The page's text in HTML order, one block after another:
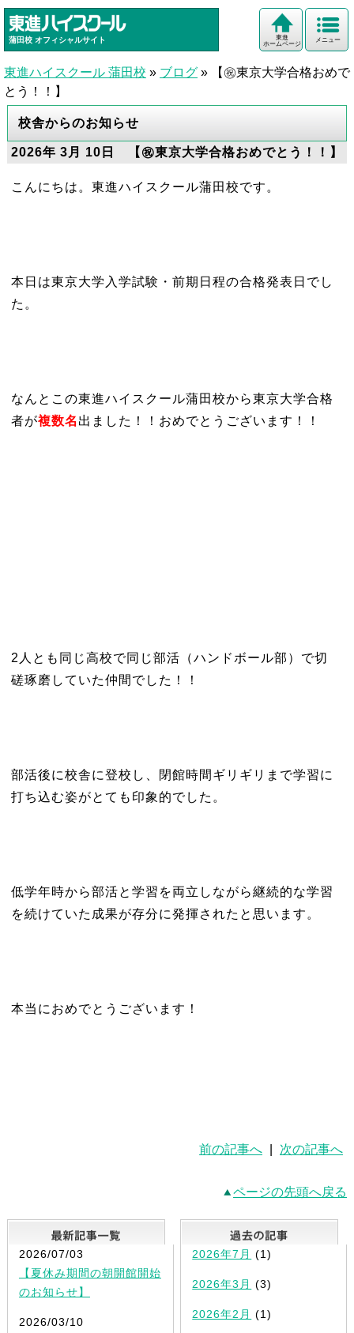
蒲田校 オフィシャルサイト メニュー
東進
ホームページ
東進ハイスクール 蒲田校 » ブログ »
【㊗東京大学合格おめで
とう！！】
校舎からのお知らせ
2026年 3月 10日 【㊗東京大学合格おめでとう！！】
こんにちは。東進ハイスクール蒲田校です。
本日は東京大学入学試験・前期日程の合格発表日でし
た。
なんとこの東進ハイスクール蒲田校から東京大学合格
者が複数名 出ました！！おめでとうございます！！
2人とも同じ高校で同じ部活（ハンドボール部）で切
磋琢磨していた仲間でした！！
部活後に校舎に登校し、閉館時間ギリギリまで学習に
打ち込む姿がとても印象的でした。
低学年時から部活と学習を両立しながら継続的な学習
を続けていた成果が存分に発揮されたと思います。
本当におめでとうございます！
前の記事へ 次の記事へ
ページの先頭へ戻る
最新記事一覧
2026/07/03
【夏休み期間の朝開館開始
のお知らせ】
2026/03/10
2026年7月 (1)
2026年3月 (3)
2026年2月 (1)